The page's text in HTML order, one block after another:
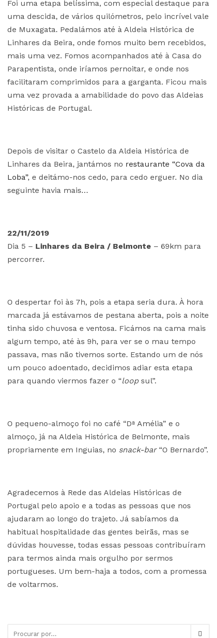
Foi uma etapa belíssima, com especial destaque para
uma descida, de vários quilómetros, pelo incrível vale
de Muxagata. Pedalámos até à Aldeia Histórica de
Linhares da Beira, onde fomos muito bem recebidos,
mais uma vez. Fomos acompanhados até à Casa do
Parapentista, onde iríamos pernoitar, e onde nos
facilitaram comprimidos para a garganta. Ficou mais
uma vez provada a amabilidade do povo das Aldeias
Históricas de Portugal.
Depois de visitar o Castelo da Aldeia Histórica de
Linhares da Beira, jantámos no restaurante “Cova da
Loba”, e deitámo-nos cedo, para cedo erguer. No dia
seguinte havia mais…
22/11/2019
Dia 5 – Linhares da Beira / Belmonte – 69km para
percorrer.
O despertar foi às 7h, pois a etapa seria dura. À hora
marcada já estávamos de pestana aberta, pois a noite
tinha sido chuvosa e ventosa. Ficámos na cama mais
algum tempo, até às 9h, para ver se o mau tempo
passava, mas não tivemos sorte. Estando um de nós
um pouco adoentado, decidimos adiar esta etapa
para quando viermos fazer o “loop sul”.
O pequeno-almoço foi no café “Dª Amélia” e o
almoço, já na Aldeia Histórica de Belmonte, mais
propriamente em Inguias, no snack-bar“O Bernardo”.
Agradecemos à Rede das Aldeias Históricas de
Portugal pelo apoio e a todas as pessoas que nos
ajudaram ao longo do trajeto. Já sabíamos da
habitual hospitalidade das gentes beirãs, mas se
dúvidas houvesse, todas essas pessoas contribuíram
para termos ainda mais orgulho por sermos
portugueses. Um bem-haja a todos, com a promessa
de voltarmos.